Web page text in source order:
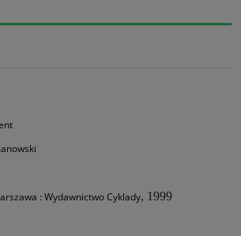
: Wydawnictwo Cyklady, 1999